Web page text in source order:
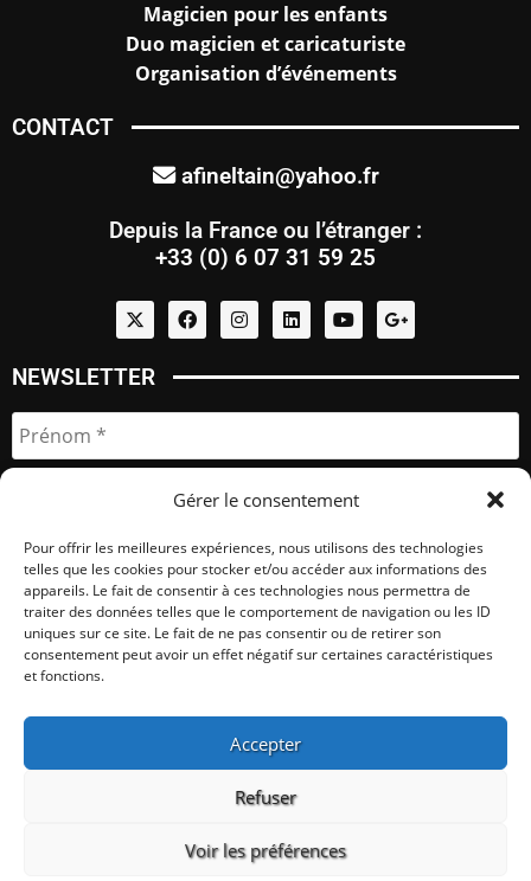
Gérer le consentement
Pour offrir les meilleures expériences, nous utilisons des technologies
telles que les cookies pour stocker et/ou accéder aux informations des
appareils. Le fait de consentir à ces technologies nous permettra de
traiter des données telles que le comportement de navigation ou les ID
uniques sur ce site. Le fait de ne pas consentir ou de retirer son
consentement peut avoir un effet négatif sur certaines caractéristiques
et fonctions.
Accepter
Refuser
Voir les préférences
Magicien pour les enfants
Duo magicien et caricaturiste
Organisation d’événements
CONTACT
afineltain@yahoo.fr
Depuis la France ou l’étranger :
+33 (0) 6 07 31 59 25
NEWSLETTER
magicien-magie.com
site web
lien